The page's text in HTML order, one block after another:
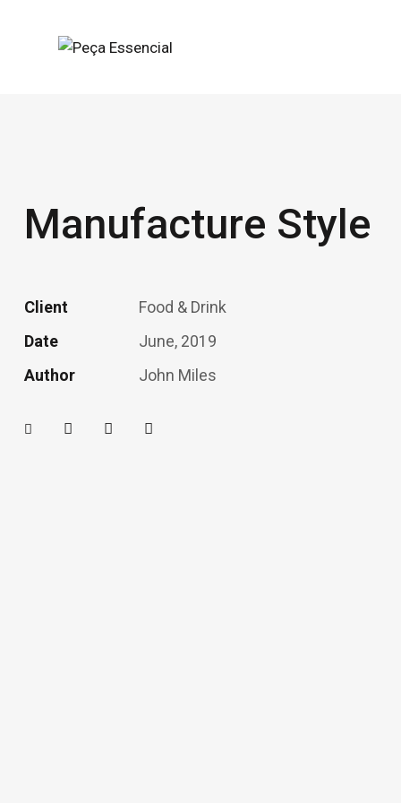
Manufacture Style
Client
Food & Drink
Date
June, 2019
Author
John Miles